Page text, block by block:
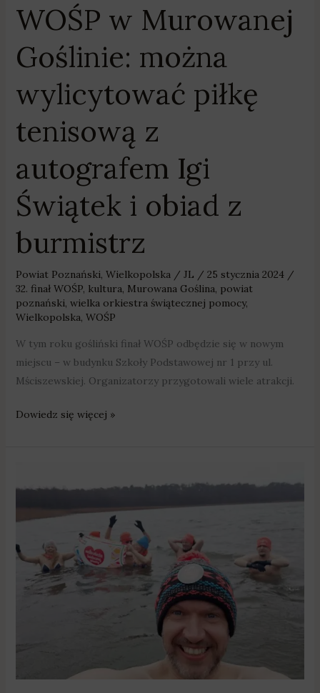
WOŚP w Murowanej
Goślinie: można
wylicytować piłkę
tenisową z
autografem Igi
Świątek i obiad z
burmistrz
Powiat Poznański, Wielkopolska/ JL / 25 stycznia 2024 /
32. finał WOŚP, kultura, Murowana Goślina, powiat
poznański, wielka orkiestra świątecznej pomocy,
Wielkopolska, WOŚP
W tym roku gośliński finał WOŚP odbędzie się w nowym
miejscu – w budynku Szkoły Podstawowej nr 1 przy ul.
Mściszewskiej. Organizatorzy przygotowali wiele atrakcji.
z
Dowiedz się więcej »
w
bicie
rekordu
we
ratownictwa.